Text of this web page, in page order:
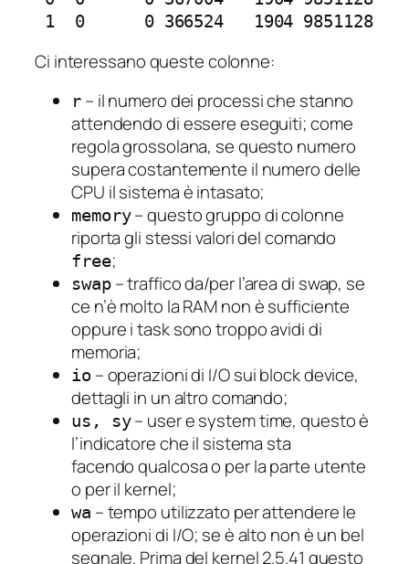
1  0      0 366524   1904
Ci interessano queste colonne:
r– il numero dei processi che stanno
attendendo di essere eseguiti; come
regola grossolana, se questo numero
supera costantemente il numero delle
CPU il sistema è intasato;
memory– questo gruppo di colonne
riporta gli stessi valori del comando
free;
swap– traffico da/per l’area di swap, se
ce n’è molto la RAM non è sufficiente
oppure i task sono troppo avidi di
memoria;
io– operazioni di I/O sui block device,
dettagli in un altro comando;
us, sy– user e system time, questo è
l’indicatore che il sistema sta
facendoqualcosao per la parte utente
o per il kernel;
wa – tempo utilizzato per attendere le
operazioni di I/O; se è alto non è un bel
segnale. Prima del kernel 2.5.41 questo